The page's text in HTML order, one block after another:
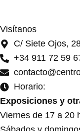
Visítanos
C/ Siete Ojos,
+34 911 72 59
Horario:
Exposiciones y
Viernes de 17 a 20